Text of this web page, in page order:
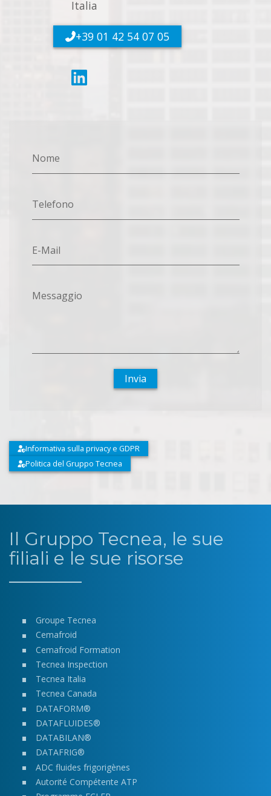
Nome
Telefono
E-Mail
Messaggio
Invia
Italia
+39 01 42 54 07 05
Informativa sulla privacy e GDPR
Politica del Gruppo Tecnea
Il Gruppo Tecnea, le sue
filiali e le sue risorse
Groupe Tecnea
Cemafroid
Cemafroid Formation
Tecnea Inspection
Tecnea Italia
Tecnea Canada
DATAFORM®
DATAFLUIDES®
DATABILAN®
DATAFRIG®
ADC fluides frigorigènes
Autorité Compétente ATP